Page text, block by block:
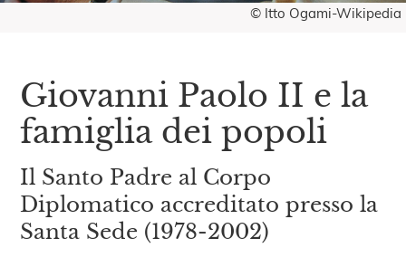
© Itto Ogami-Wikipedia
Giovanni Paolo II e la
famiglia dei popoli
Il Santo Padre al Corpo
Diplomatico accreditato presso la
Santa Sede (1978-2002)